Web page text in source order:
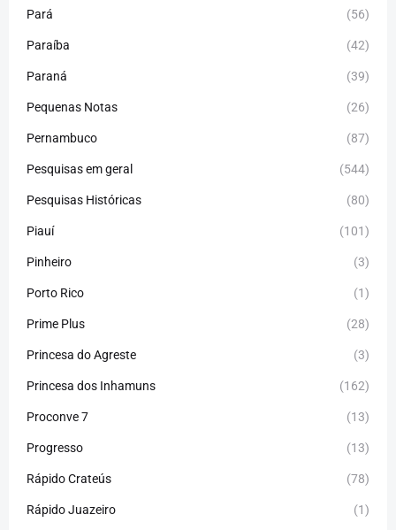
Pará (56)
Paraíba (42)
Paraná (39)
Pequenas Notas (26)
Pernambuco (87)
Pesquisas em geral (544)
Pesquisas Históricas (80)
Piauí (101)
Pinheiro (3)
Porto Rico (1)
Prime Plus (28)
Princesa do Agreste (3)
Princesa dos Inhamuns (162)
Proconve 7 (13)
Progresso (13)
Rápido Crateús (78)
Rápido Juazeiro (1)